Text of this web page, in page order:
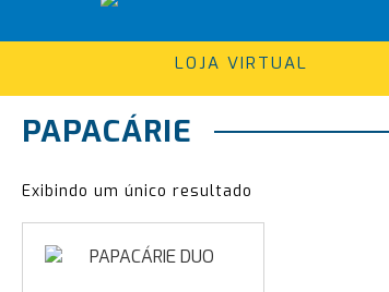
LOJA VIRTUAL
PAPACÁRIE
Exibindo um único resultado